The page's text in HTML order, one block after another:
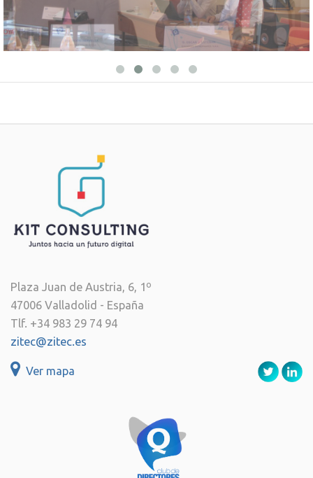
Plaza Juan de Austria, 6, 1º
47006 Valladolid - España
Tlf. +34 983 29 74 94
zitec@zitec.es
Ver mapa